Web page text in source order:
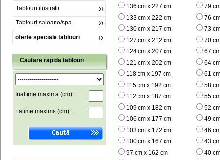
Tablouri ilustratii
Tablouri saloane/spa
oferte speciale tablouri
Cautare rapida tablouri
Inaltime maxima (cm) :
Latime maxima (cm) :
136 cm x 227 cm
79
133 cm x 222 cm
76
130 cm x 217 cm
73
127 cm x 212 cm
70
124 cm x 207 cm
67
121 cm x 202 cm
64
118 cm x 197 cm
61
115 cm x 192 cm
58
112 cm x 187 cm
55
109 cm x 182 cm
52
106 cm x 177 cm
49
103 cm x 172 cm
46
100 cm x 167 cm
43
97 cm x 162 cm
40